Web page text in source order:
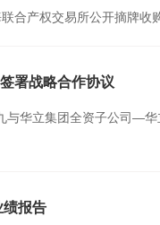
合产权交易所公开摘牌收
署战略合作协议
与华立集团全资子公司—
绩报告